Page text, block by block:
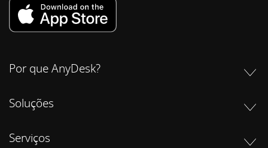
Por que AnyDesk?
Soluções
Serviços